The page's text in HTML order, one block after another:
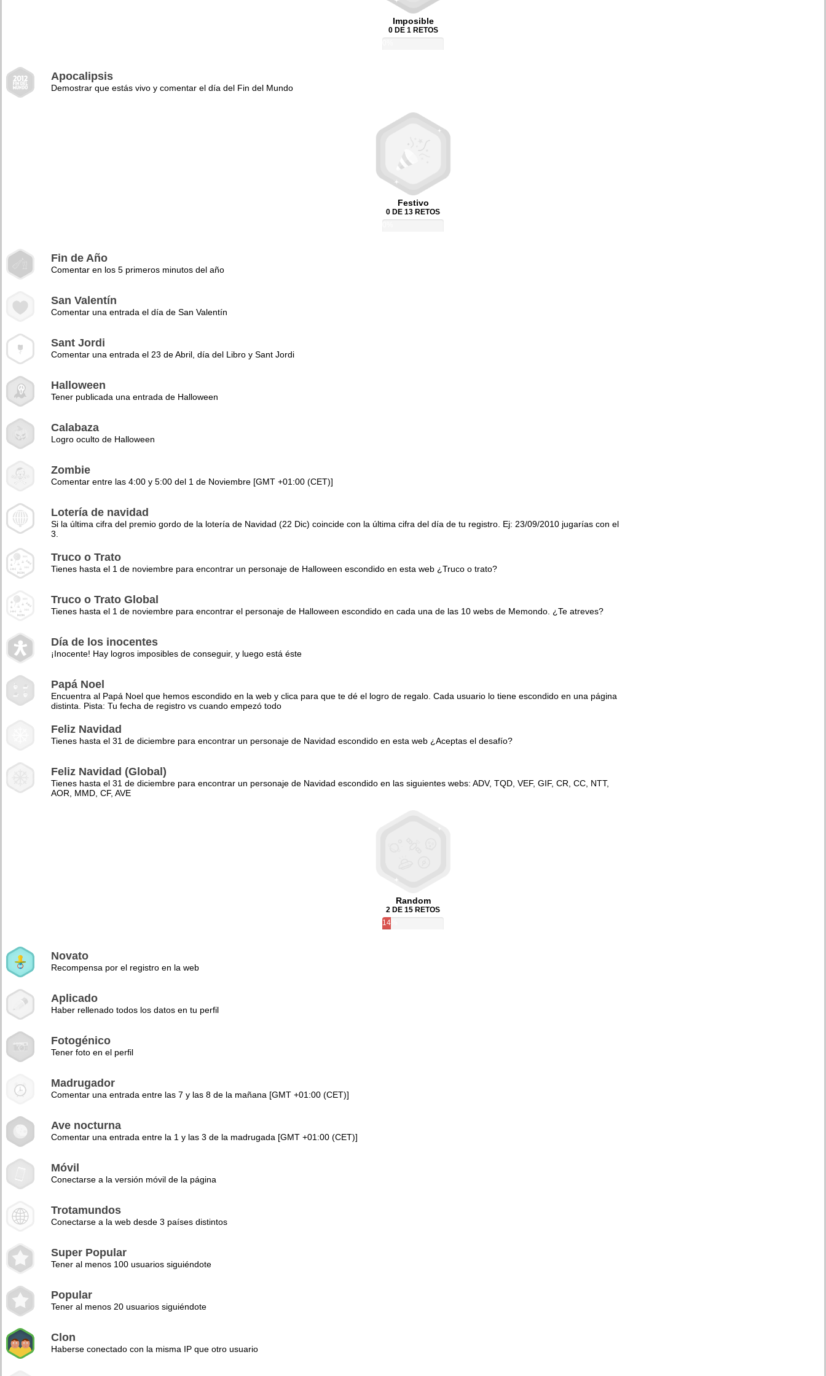
Imposible
0 DE 1 RETOS
Apocalipsis
Demostrar que estás vivo y comentar el día del Fin del Mundo
Festivo
0 DE 13 RETOS
Fin de Año
Comentar en los 5 primeros minutos del año
San Valentín
Comentar una entrada el día de San Valentín
Sant Jordi
Comentar una entrada el 23 de Abril, día del Libro y Sant Jordi
Halloween
Tener publicada una entrada de Halloween
Calabaza
Logro oculto de Halloween
Zombie
Comentar entre las 4:00 y 5:00 del 1 de Noviembre [GMT +01:00 (CET)]
Lotería de navidad
Si la última cifra del premio gordo de la lotería de Navidad (22 Dic) coincide con la última cifra del día de tu registro. Ej: 23/09/2010 jugarías con el
3.
Truco o Trato
Tienes hasta el 1 de noviembre para encontrar un personaje de Halloween escondido en esta web ¿Truco o trato?
Truco o Trato Global
Tienes hasta el 1 de noviembre para encontrar el personaje de Halloween escondido en cada una de las 10 webs de Memondo. ¿Te atreves?
Día de los inocentes
¡Inocente! Hay logros imposibles de conseguir, y luego está éste
Papá Noel
Encuentra al Papá Noel que hemos escondido en la web y clica para que te dé el logro de regalo. Cada usuario lo tiene escondido en una página
distinta. Pista: Tu fecha de registro vs cuando empezó todo
Feliz Navidad
Tienes hasta el 31 de diciembre para encontrar un personaje de Navidad escondido en esta web ¿Aceptas el desafío?
Feliz Navidad (Global)
Tienes hasta el 31 de diciembre para encontrar un personaje de Navidad escondido en las siguientes webs: ADV, TQD, VEF, GIF, CR, CC, NTT,
AOR, MMD, CF, AVE
Random
2 DE 15 RETOS
14%
Novato
Recompensa por el registro en la web
Aplicado
Haber rellenado todos los datos en tu perfil
Fotogénico
Tener foto en el perfil
Madrugador
Comentar una entrada entre las 7 y las 8 de la mañana [GMT +01:00 (CET)]
Ave nocturna
Comentar una entrada entre la 1 y las 3 de la madrugada [GMT +01:00 (CET)]
Móvil
Conectarse a la versión móvil de la página
Trotamundos
Conectarse a la web desde 3 países distintos
Super Popular
Tener al menos 100 usuarios siguiéndote
Popular
Tener al menos 20 usuarios siguiéndote
Clon
Haberse conectado con la misma IP que otro usuario